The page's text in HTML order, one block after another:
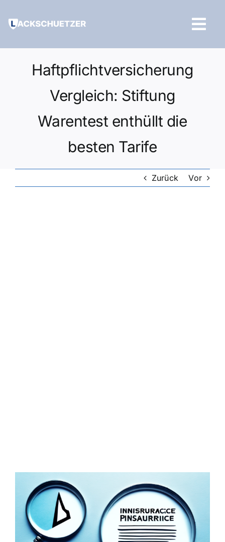
Inhalt
Haftpflichtversicherung
Vergleich: Stiftung
Warentest enthüllt die
besten Tarife
Zurück Vor
grösseres
Bild